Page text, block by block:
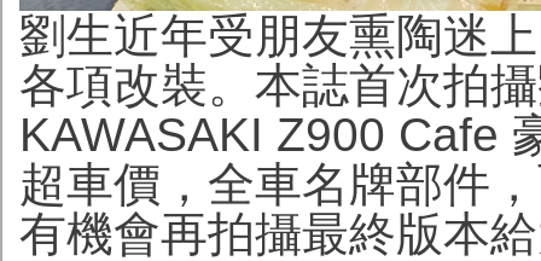
劉生近年受朋友熏陶迷
各項改裝。本誌首次拍
KAWASAKI Z900 Cafe
超車價，全車名牌部件
有機會再拍攝最終版本